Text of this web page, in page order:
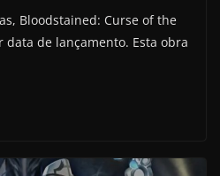
Bloodstained: Curse of the
data de lançamento. Esta obra